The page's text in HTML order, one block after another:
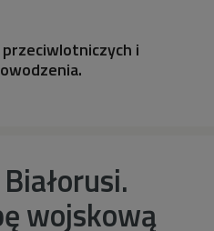
i
wojskową